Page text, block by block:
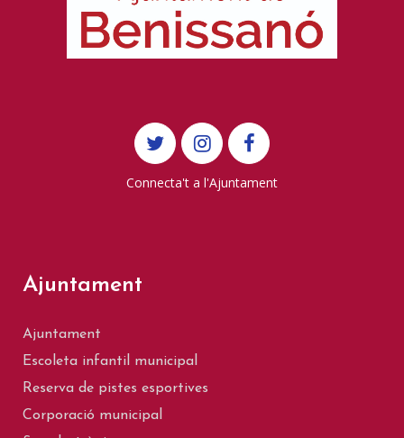
Connecta't a l'Ajuntament
Ajuntament
Ajuntament
Escoleta infantil municipal
Reserva de pistes esportives
Corporació municipal